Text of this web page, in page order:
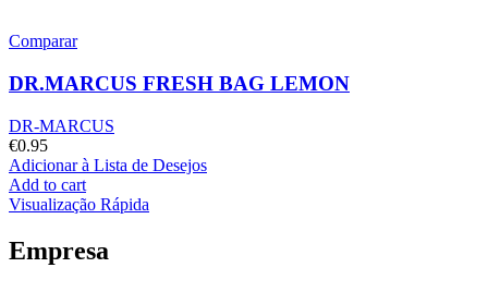
Comparar
DR.MARCUS FRESH BAG LEMON
DR-MARCUS
€0.95
Adicionar à Lista de Desejos
Add to cart
Visualização Rápida
Empresa